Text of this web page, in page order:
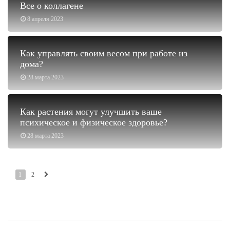
8 апреля 2023
Все о коллагене
28 марта 2023
Как управлять своим весом при работе из
дома?
28 марта 2023
Как растения могут улучшить ваше
психическое и физическое здоровье?
1 2